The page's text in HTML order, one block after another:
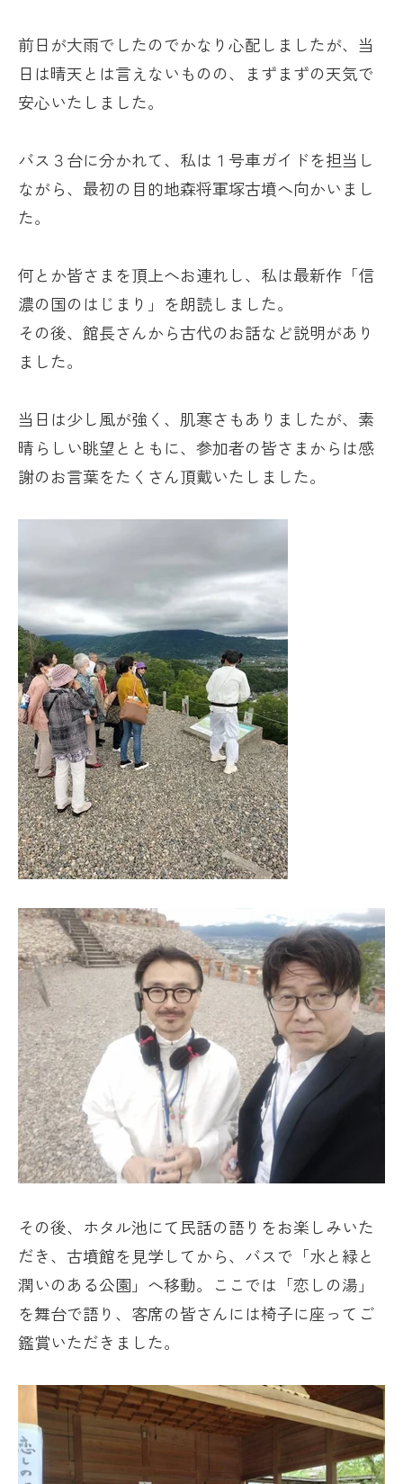
前日が大雨でしたのでかなり心配しましたが、当
日は晴天とは言えないものの、まずまずの天気で
安心いたしました。
バス３台に分かれて、私は１号車ガイドを担当し
ながら、最初の目的地森将軍塚古墳へ向かいまし
た。
何とか皆さまを頂上へお連れし、私は最新作「信
濃の国のはじまり」を朗読しました。
その後、館長さんから古代のお話など説明があり
ました。
当日は少し風が強く、肌寒さもありましたが、素
晴らしい眺望とともに、参加者の皆さまからは感
謝のお言葉をたくさん頂戴いたしました。
その後、ホタル池にて民話の語りをお楽しみいた
だき、古墳館を見学してから、バスで「水と緑と
潤いのある公園」へ移動。ここでは「恋しの湯」
を舞台で語り、客席の皆さんには椅子に座ってご
鑑賞いただきました。